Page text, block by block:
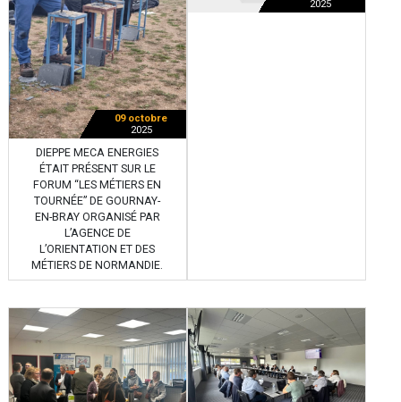
09 octobre
2025
DIEPPE MECA ENERGIES
ÉTAIT PRÉSENT SUR LE
FORUM “LES MÉTIERS EN
TOURNÉE” DE GOURNAY-
EN-BRAY ORGANISÉ PAR
L’AGENCE DE
L’ORIENTATION ET DES
MÉTIERS DE NORMANDIE.
2025